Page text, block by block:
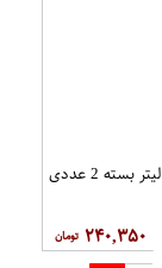
۲۴۰,۳۵۰